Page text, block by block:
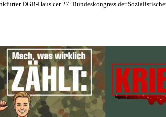
DGB-Haus der 27. Bundeskongress der